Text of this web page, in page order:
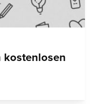
kostenlosen